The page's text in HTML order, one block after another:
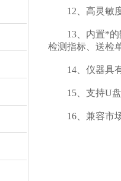
12、高灵敏度
13、内置*的数
检测指标、送检
14、仪器具有
15、支持U盘
16、兼容市场